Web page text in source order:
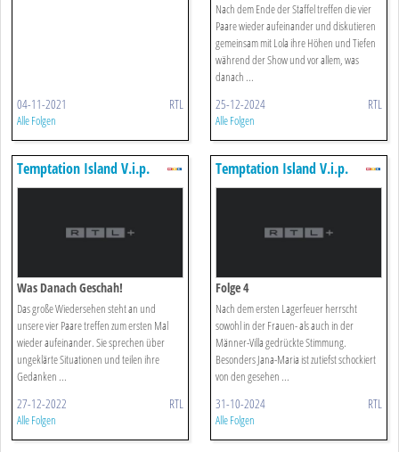
04-11-2021 RTL
Alle Folgen
Nach dem Ende der Staffel treffen die vier
Paare wieder aufeinander und diskutieren
gemeinsam mit Lola ihre Höhen und Tiefen
während der Show und vor allem, was
danach ...
25-12-2024 RTL
Alle Folgen
Temptation Island V.i.p.
Was Danach Geschah!
Das große Wiedersehen steht an und
unsere vier Paare treffen zum ersten Mal
wieder aufeinander. Sie sprechen über
ungeklärte Situationen und teilen ihre
Gedanken ...
27-12-2022 RTL
Alle Folgen
Temptation Island V.i.p.
Folge 4
Nach dem ersten Lagerfeuer herrscht
sowohl in der Frauen- als auch in der
Männer-Villa gedrückte Stimmung.
Besonders Jana-Maria ist zutiefst schockiert
von den gesehen ...
31-10-2024 RTL
Alle Folgen